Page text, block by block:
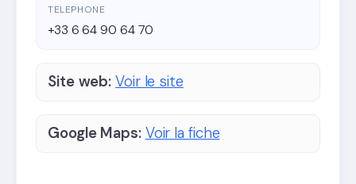
TELEPHONE
+33 6 64 90 64 70
Site web: Voir le site
Google Maps: Voir la fiche